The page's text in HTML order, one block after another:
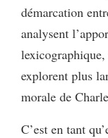
démarcation
analysent
explorent plus
morale de
C’est en tant